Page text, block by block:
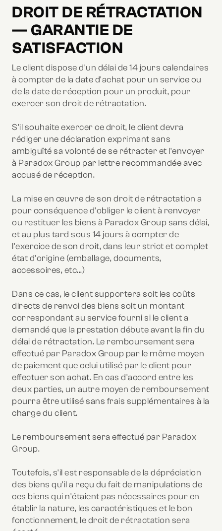
DROIT DE RÉTRACTATION
— GARANTIE DE
SATISFACTION
Le client dispose d'un délai de 14 jours calendaires
à compter de la date d'achat pour un service ou
de la date de réception pour un produit, pour
exercer son droit de rétractation.
S'il souhaite exercer ce droit, le client devra
rédiger une déclaration exprimant sans
ambiguïté sa volonté de se rétracter et l'envoyer
à Paradox Group par lettre recommandée avec
accusé de réception.
La mise en œuvre de son droit de rétractation a
pour conséquence d'obliger le client à renvoyer
ou restituer les biens à Paradox Group sans délai,
et au plus tard sous 14 jours à compter de
l'exercice de son droit, dans leur strict et complet
état d'origine (emballage, documents,
accessoires, etc...)
Dans ce cas, le client supportera soit les coûts
directs de renvoi des biens soit un montant
correspondant au service fourni si le client a
demandé que la prestation débute avant la fin du
délai de rétractation. Le remboursement sera
effectué par Paradox Group par le même moyen
de paiement que celui utilisé par le client pour
effectuer son achat. En cas d'accord entre les
deux parties, un autre moyen de remboursement
pourra être utilisé sans frais supplémentaires à la
charge du client.
Le remboursement sera effectué par Paradox
Group.
Toutefois, s'il est responsable de la dépréciation
des biens qu'il a reçu du fait de manipulations de
ces biens qui n'étaient pas nécessaires pour en
établir la nature, les caractéristiques et le bon
fonctionnement, le droit de rétractation sera